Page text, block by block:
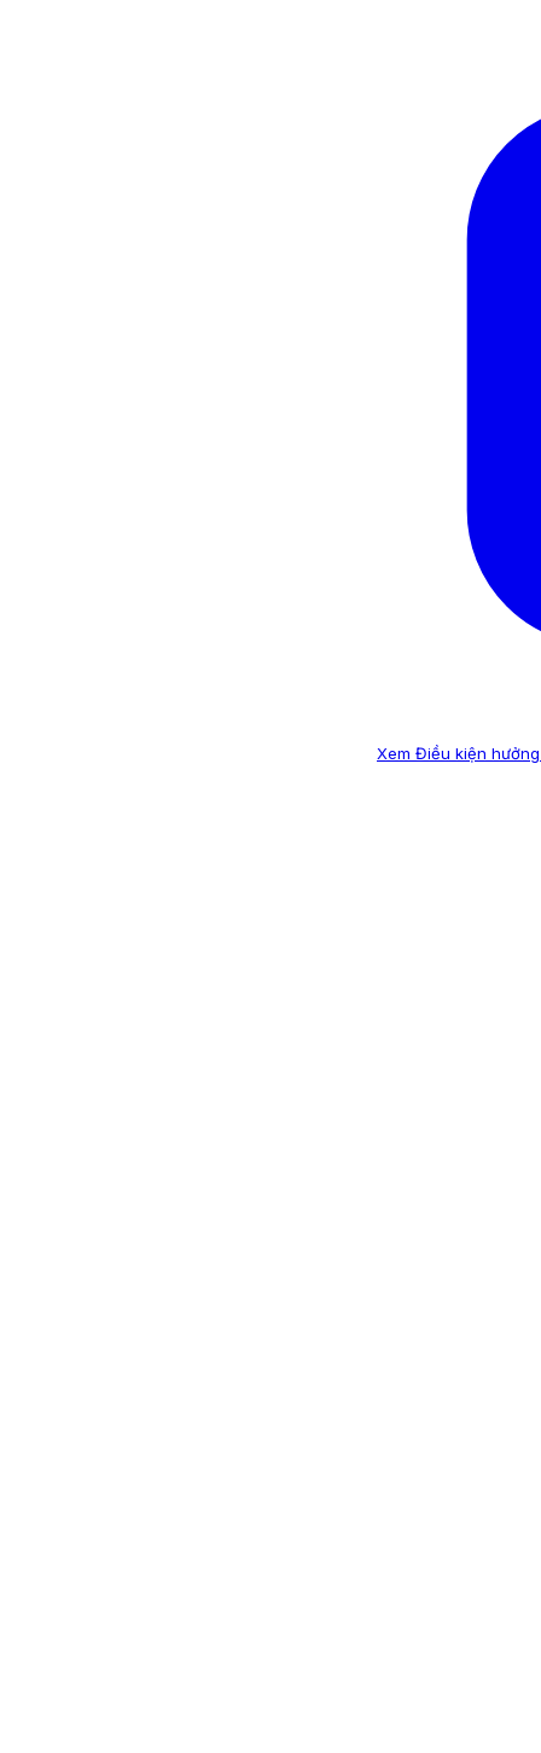
Xem Điều kiện